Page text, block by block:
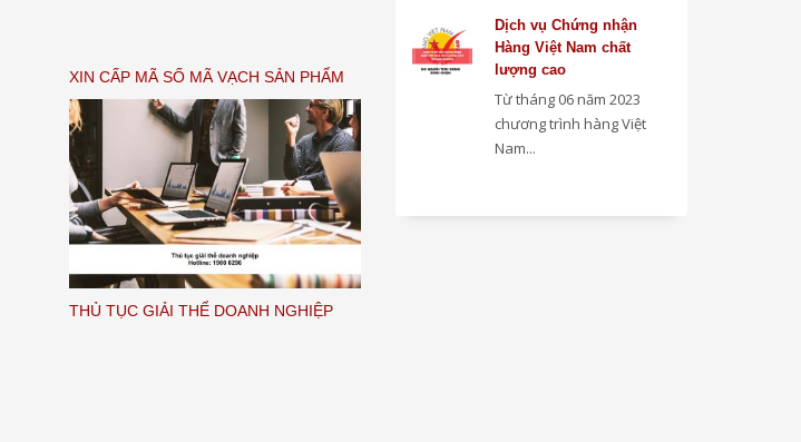
XIN CẤP MÃ SỐ MÃ VẠCH SẢN PHẨM
THỦ TỤC GIẢI THỂ DOANH NGHIỆP
Dịch vụ Chứng nhận
Hàng Việt Nam chất
lượng cao
Từ tháng 06 năm 2023
chương trình hàng Việt
Nam...